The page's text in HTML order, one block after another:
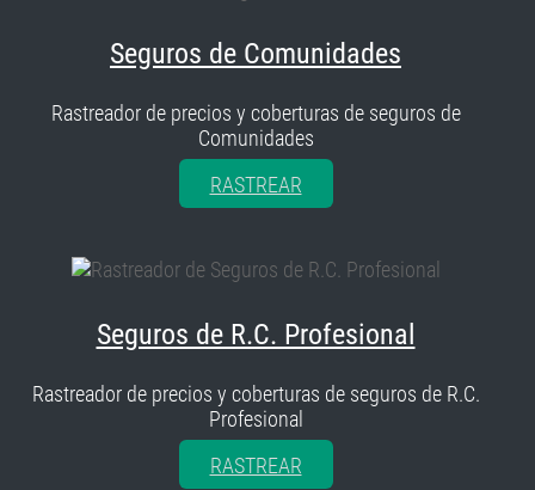
Seguros de Comunidades
Rastreador de precios y coberturas de seguros de
Comunidades
RASTREAR
Seguros de R.C. Profesional
Rastreador de precios y coberturas de seguros de R.C.
Profesional
RASTREAR